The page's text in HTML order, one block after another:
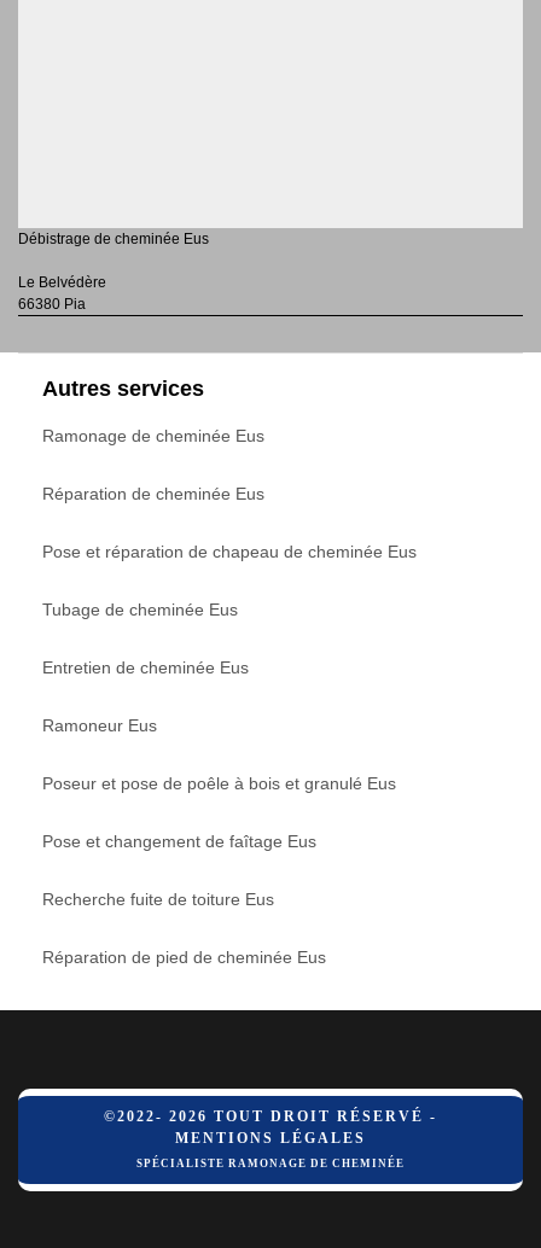
Débistrage de cheminée Eus
Le Belvédère
66380 Pia
Autres services
Ramonage de cheminée Eus
Réparation de cheminée Eus
Pose et réparation de chapeau de cheminée Eus
Tubage de cheminée Eus
Entretien de cheminée Eus
Ramoneur Eus
Poseur et pose de poêle à bois et granulé Eus
Pose et changement de faîtage Eus
Recherche fuite de toiture Eus
Réparation de pied de cheminée Eus
©2022- 2026 TOUT DROIT RÉSERVÉ -
MENTIONS LÉGALES
SPÉCIALISTE RAMONAGE DE CHEMINÉE